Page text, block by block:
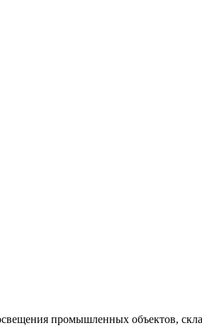
промышленных объектов,